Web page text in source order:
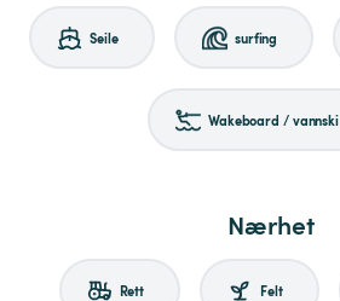
Seile surfing
Wakeboard / vannski
Nærhet
Rett Felt